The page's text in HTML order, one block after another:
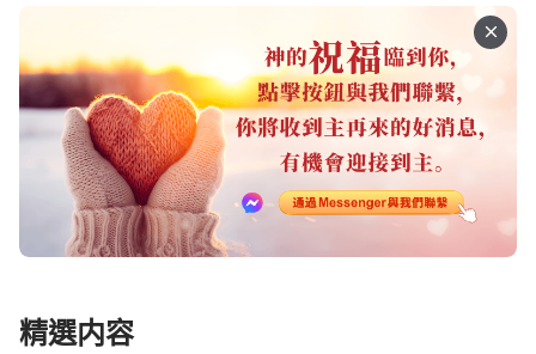
精選内容